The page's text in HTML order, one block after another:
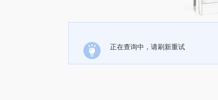
正在查询中，请刷新重试